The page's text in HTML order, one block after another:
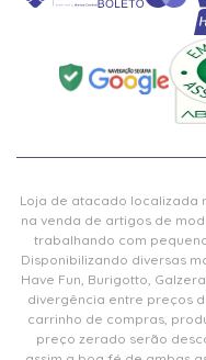
Loja de atacado localizada
na venda de artigos de
trabalhando com
Disponibilizando diversas
Have Fun, Burigotto,
divergência entre preços
carrinho de compras,
preço zerado serão